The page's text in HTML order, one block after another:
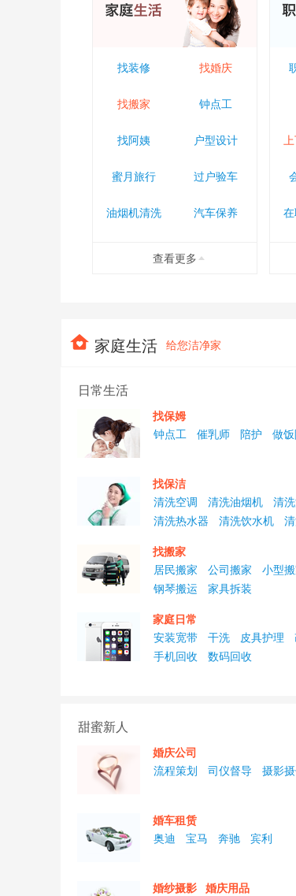
找装修 找婚庆
找搬家 钟点工
找阿姨 户型设计
蜜月旅行 过户验车
油烟机清洗 汽车保养
查看更多
找陪护
房屋维修
疏通
配送
婚庆公司
优雅生活
养老保障
家庭生活 给您洁净家
日常生活
找保姆
钟点工 催乳师 陪护 做
找保洁
清洗空调 清洗油烟机 清
清洗热水器
清洗饮水机
找搬家
居民搬家 公司搬家 小型
钢琴搬运
家具拆装
家庭日常
安装宽带 干洗 皮具护理
手机回收
数码回收
甜蜜新人
婚庆公司
流程策划 司仪督导 摄影
婚车租赁
奥迪 宝马 奔驰 宾利
婚纱摄影 婚庆用品